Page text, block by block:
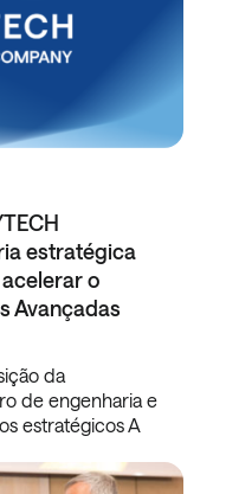
estratégica
o
Avançadas
da
de engenharia e
estratégicos A